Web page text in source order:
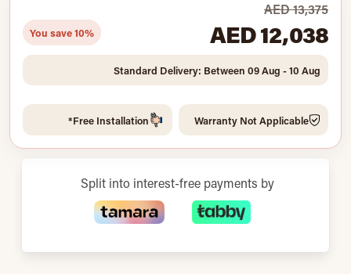
AED 13,375
AED 12,038
You save 10%
Standard Delivery: Between 09 Aug - 10 Aug
Warranty Not Applicable
Free Installation*
Split into interest-free payments by